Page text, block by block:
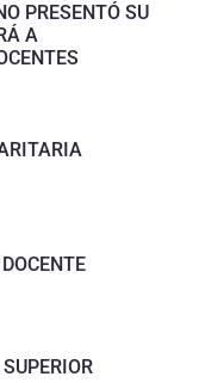
PRESENTÓ SU
A